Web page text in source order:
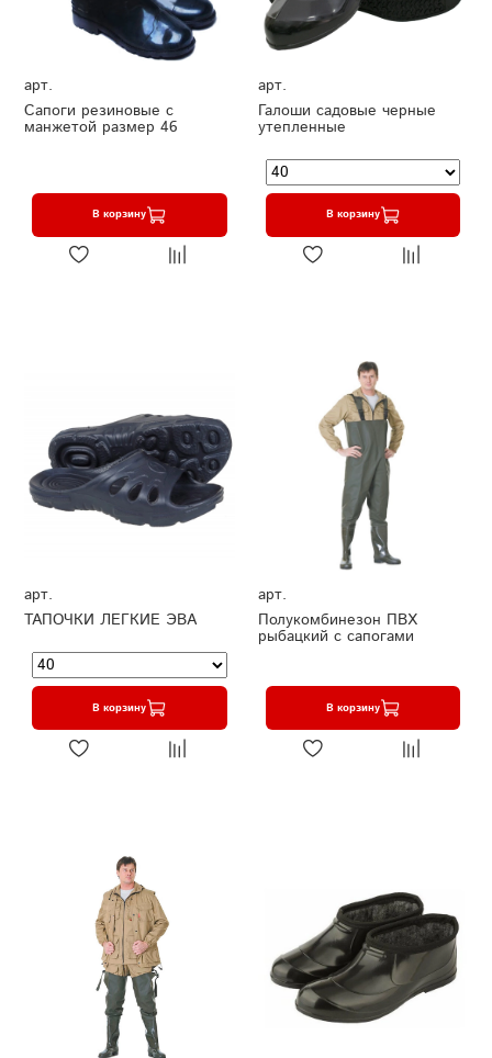
арт.
Сапоги резиновые с
манжетой размер 46
В корзину
арт.
Галоши садовые черные
утепленные
В корзину
арт.
ТАПОЧКИ ЛЕГКИЕ ЭВА
В корзину
арт.
Полукомбинезон ПВХ
рыбацкий с сапогами
В корзину